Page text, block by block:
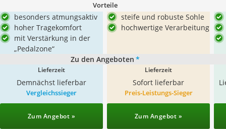
Vorteile
besonders atmungsaktiv
hoher Tragekomfort
mit Verstärkung in der
„Pedalzone“
steife und robuste Sohle
hochwertige Verarbeitung
Zu den Angeboten *
Lieferzeit
Demnächst lieferbar
Lieferzeit
Sofort lieferbar
Vergleichssieger
Zum Angebot »
Preis-Leistungs-Sieger
Zum Angebot »